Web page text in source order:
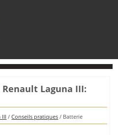
Laguna III:
III /Conseils pratiques / Batterie